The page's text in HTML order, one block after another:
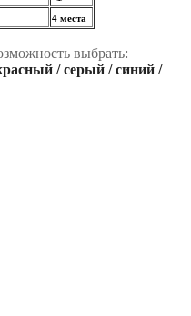
4 места
выбрать:
/ серый / синий /